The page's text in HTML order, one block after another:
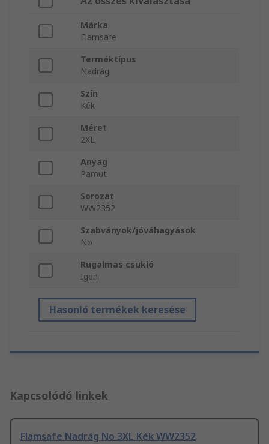
Márka
Flamsafe
Terméktípus
Nadrág
Szín
Kék
Méret
2XL
Anyag
Pamut
Sorozat
WW2352
Szabványok/jóváhagyások
No
Rugalmas csukló
Igen
Hasonló termékek keresése
Kapcsolódó linkek
Flamsafe Nadrág No 3XL Kék WW2352